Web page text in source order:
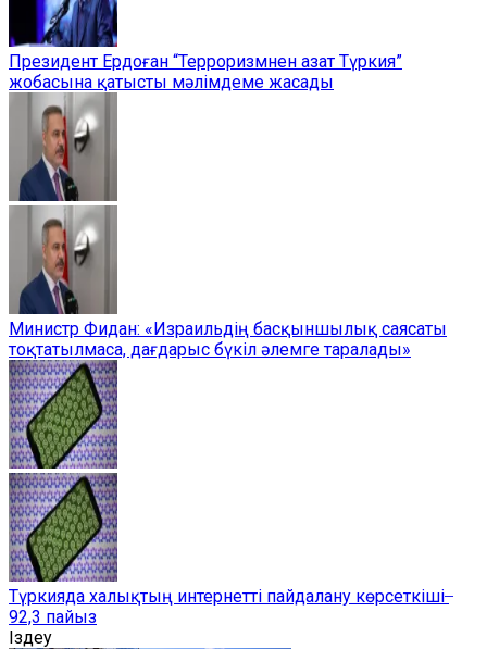
Президент Ердоған “Терроризмнен азат Түркия”
жобасына қатысты мәлімдеме жасады
Министр Фидан: «Израильдің басқыншылық саясаты
тоқтатылмаса, дағдарыс бүкіл әлемге таралады»
Түркияда халықтың интернетті пайдалану көрсеткіші ̶
92,3 пайыз
Іздеу